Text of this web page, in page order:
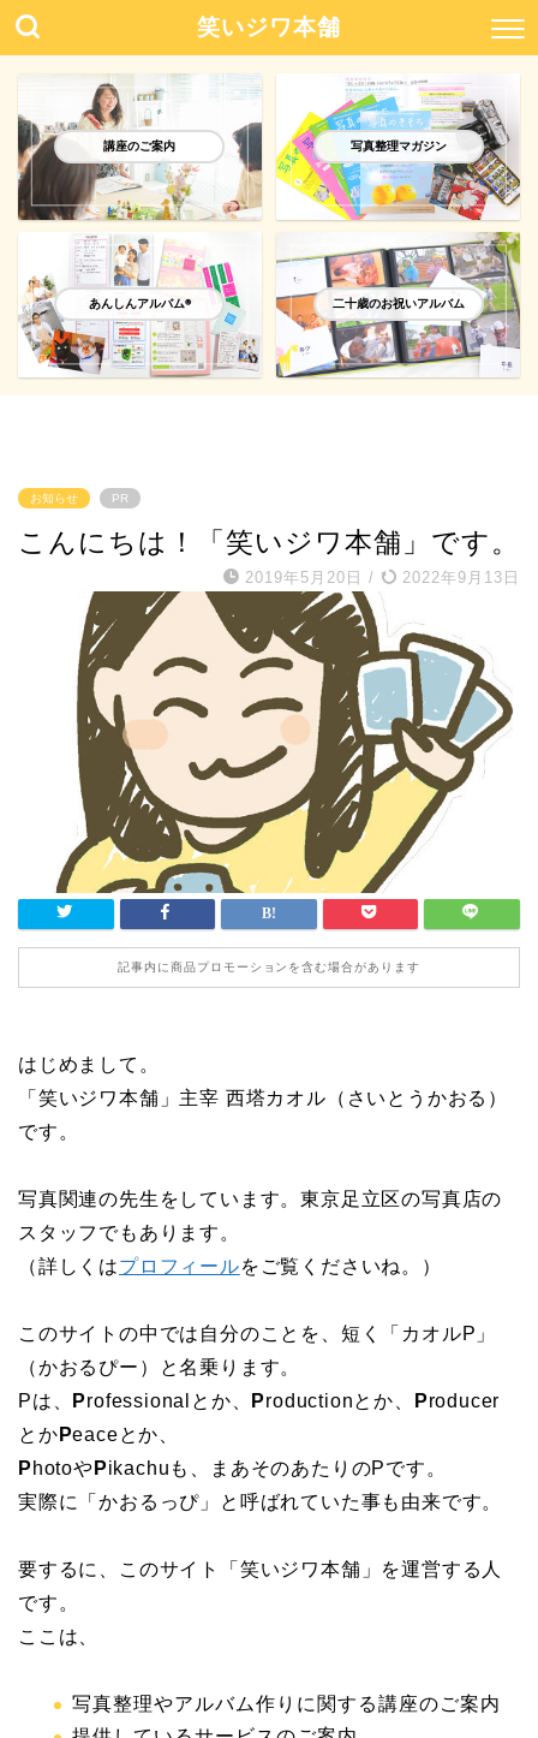
笑いジワ本舗
講座のご案内 写真整理マガジン
あんしんアルバム®️ 二十歳のお祝いアルバム
お知らせ PR
こんにちは！「笑いジワ本舗」です。
2019年5月20日 / 2022年9月13日
記事内に商品プロモーションを含む場合があります
はじめまして。
「笑いジワ本舗」主宰 西塔カオル（さいとうかおる）
です。
写真関連の先生をしています。東京足立区の写真店の
スタッフでもあります。
（詳しくはプロフィールをご覧くださいね。）
このサイトの中では自分のことを、短く「カオルP」
（かおるぴー）と名乗ります。
Pは、
Professionalとか、 Productionとか、 Producer
とか Peaceとか、
P hotoや Pikachuも、まあそのあたりのPです。
実際に「かおるっぴ」と呼ばれていた事も由来です。
要するに、このサイト「笑いジワ本舗」を運営する人
です。
ここは、
写真整理やアルバム作りに関する講座のご案内